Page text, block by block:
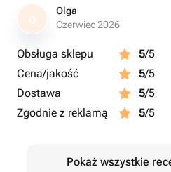
O
Olga
Czerwiec 2026
Obsługa sklepu 5/5
Cena/jakość
5/5
Dostawa
5/5
Zgodnie z reklamą
5/5
Pokaż wszystkie